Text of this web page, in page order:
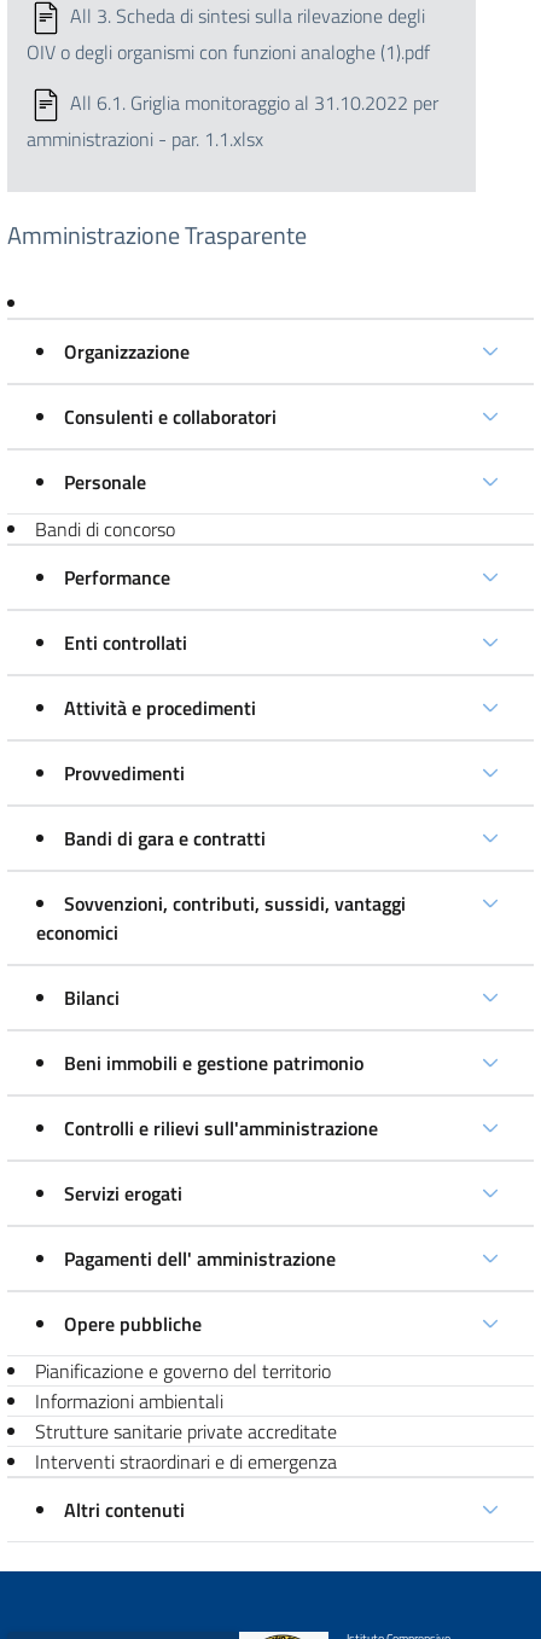
All 3. Scheda di sintesi sulla rilevazione degli
OIV o degli organismi con funzioni analoghe (1).pdf
All 6.1. Griglia monitoraggio al 31.10.2022 per
amministrazioni - par. 1.1.xlsx
Amministrazione Trasparente
Organizzazione
Consulenti e collaboratori
Personale
Bandi di concorso
Performance
Enti controllati
Attività e procedimenti
Provvedimenti
Bandi di gara e contratti
Sovvenzioni, contributi, sussidi, vantaggi
economici
Bilanci
Beni immobili e gestione patrimonio
Controlli e rilievi sull'amministrazione
Servizi erogati
Pagamenti dell' amministrazione
Opere pubbliche
Pianificazione e governo del territorio
Informazioni ambientali
Strutture sanitarie private accreditate
Interventi straordinari e di emergenza
Altri contenuti